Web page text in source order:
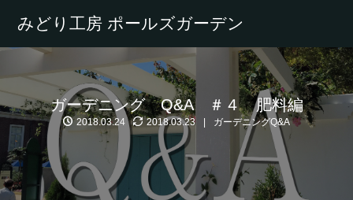
みどり工房 ポールズガーデン
ガーデニング Q&A ＃４ 肥料編
2018.03.24 2018.03.23 ガーデニングQ&A